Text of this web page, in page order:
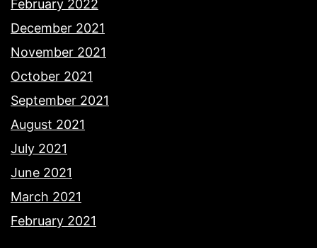
February 2022
December 2021
November 2021
October 2021
September 2021
August 2021
July 2021
June 2021
March 2021
February 2021